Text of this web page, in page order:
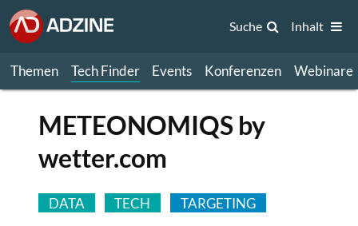
Themen Tech Finder Events Konferenzen Webinare
Suche Inhalt
METEONOMIQS by
wetter.com
DATA TECH TARGETING